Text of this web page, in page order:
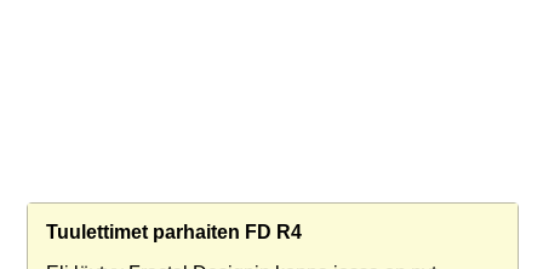
Tuulettimet parhaiten FD R4